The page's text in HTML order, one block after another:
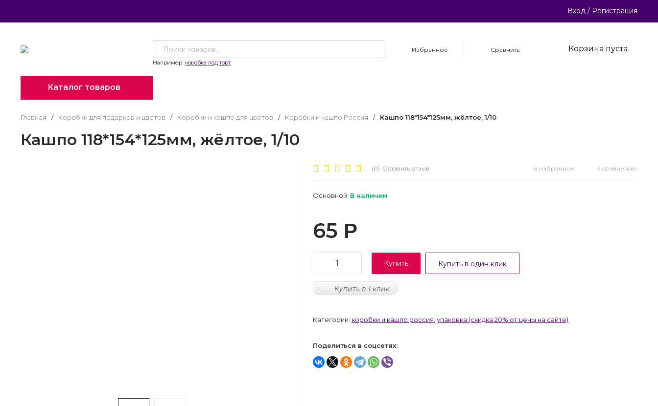
Вход / Регистрация
Например: коробка под торт
Избранное Сравнить Корзина пуста
Каталог товаров
Главная / Коробки для подарков и цветов / Коробки и кашпо для цветов / Коробки и кашпо Россия / Кашпо 118*154*125мм, жёлтое, 1/10
Кашпо 118*154*125мм, жёлтое, 1/10
(0) Оставить отзыв В избранное К сравнению
Основной: В наличии
65 Р
Купить Купить в один клик
Купить в 1 клик
Категории: коробки и кашпо россия упаковка (скидка 20% от цены на сайте)
Поделиться в соцсетях: